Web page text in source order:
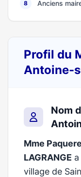
8 Anciens
Profil du
Antoine-
Nom
Mme
LAGRANGE
village de